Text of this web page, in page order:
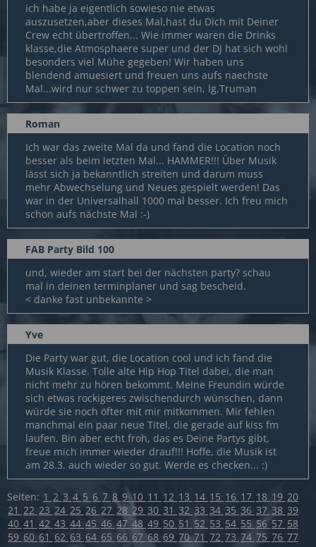
ich habe ja eigentlich sowieso nie etwas
auszusetzen,aber dieses Mal,hast du Dich mit Deiner
Crew echt übertroffen... Wie immer waren die Drinks
klasse,die Atmosphaere super und der DJ hat sich wohl
besonders viel Mühe gegeben! Wir haben uns
blendend amuesiert und freuen uns aufs naechste
Mal...wird nur schwer zu toppen sein, lg,Truman
Roman
Ich war das zweite Mal da und fand die Location noch
besser als beim letzten Mal... HAMMER!!! Über Musik
lässt sich ja bekanntlich streiten und darum muss
mehr Abwechselung und Neues gespielt werden! Das
war in der Universalhall 1000 mal besser. Ich freu mich
schon aufs nächste Mal :-)
FAB Party Bild 100
und, wieder am start bei der nächsten party? schau
mal in deinen terminplaner und sag bescheid.
< danke fast unbekannte >
Yve
Die Party war gut, die Location cool und ich fand die
Musik Klasse. Tolle alte Hip Hop Titel dabei, die man
nicht mehr zu hören bekommt. Meine Freundin würde
sich etwas rockigeres zwischendurch wünschen, dann
würde sie noch öfter mit mir mitkommen. Mir fehlen
manchmal ein paar neue Titel, die gerade auf kiss fm
laufen. Bin aber echt froh, das es Deine Partys gibt,
freue mich immer wieder drauf!!! Hoffe, die Musik ist
am 28.3. auch wieder so gut. Werde es checken... :)
Seiten: 1 2 3 4 5 6 7 8 910 11 12 13 14 15 16 17 18 19 20
21 22 23 24 25 26 27 28 29 30 31 32 33 34 35 36 37 38 39
40 41 42 43 44 45 46 47 48 49 50 51 52 53 54 55 56 57 58
59 60 61 62 63 64 65 66 67 68 69 7071 72 73 74 75 76 77